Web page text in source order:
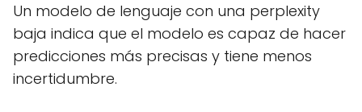
Un modelo de lenguaje con una perplexity
baja indica que el modelo es capaz de hacer
predicciones más precisas y tiene menos
incertidumbre.